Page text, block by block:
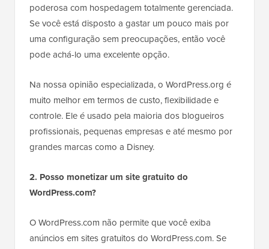
poderosa com hospedagem totalmente gerenciada.
Se você está disposto a gastar um pouco mais por
uma configuração sem preocupações, então você
pode achá-lo uma excelente opção.
Na nossa opinião especializada, o WordPress.org é
muito melhor em termos de custo, flexibilidade e
controle. Ele é usado pela maioria dos blogueiros
profissionais, pequenas empresas e até mesmo por
grandes marcas como a Disney.
2. Posso monetizar um site gratuito do
WordPress.com?
O WordPress.com não permite que você exiba
anúncios em sites gratuitos do WordPress.com. Se